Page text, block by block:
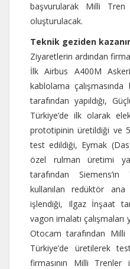
başvurularak Milli
oluşturulacak.
Teknik geziden
Ziyaretlerin ardından
İlk Airbus A400M Askeri
kablolama çalışmasında
tarafından yapıldığı,
Türkiye’de ilk olarak
prototipinin üretildiği ve 5
test edildiği, Eymak
özel rulman üretimi
tarafından Siemens’in
kullanılan redüktör
işlendiği, Ilgaz İnşaat
vagon imalatı
Otocam tarafından Milli
Türkiye’de üretilerek
firmasının Milli